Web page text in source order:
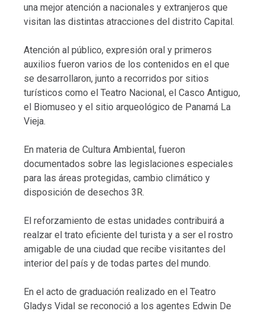
una mejor atención a nacionales y extranjeros que
visitan las distintas atracciones del distrito Capital.
Atención al público, expresión oral y primeros
auxilios fueron varios de los contenidos en el que
se desarrollaron, junto a recorridos por sitios
turísticos como el Teatro Nacional, el Casco Antiguo,
el Biomuseo y el sitio arqueológico de Panamá La
Vieja.
En materia de Cultura Ambiental, fueron
documentados sobre las legislaciones especiales
para las áreas protegidas, cambio climático y
disposición de desechos 3R.
El reforzamiento de estas unidades contribuirá a
realzar el trato eficiente del turista y a ser el rostro
amigable de una ciudad que recibe visitantes del
interior del país y de todas partes del mundo.
En el acto de graduación realizado en el Teatro
Gladys Vidal se reconoció a los agentes Edwin De